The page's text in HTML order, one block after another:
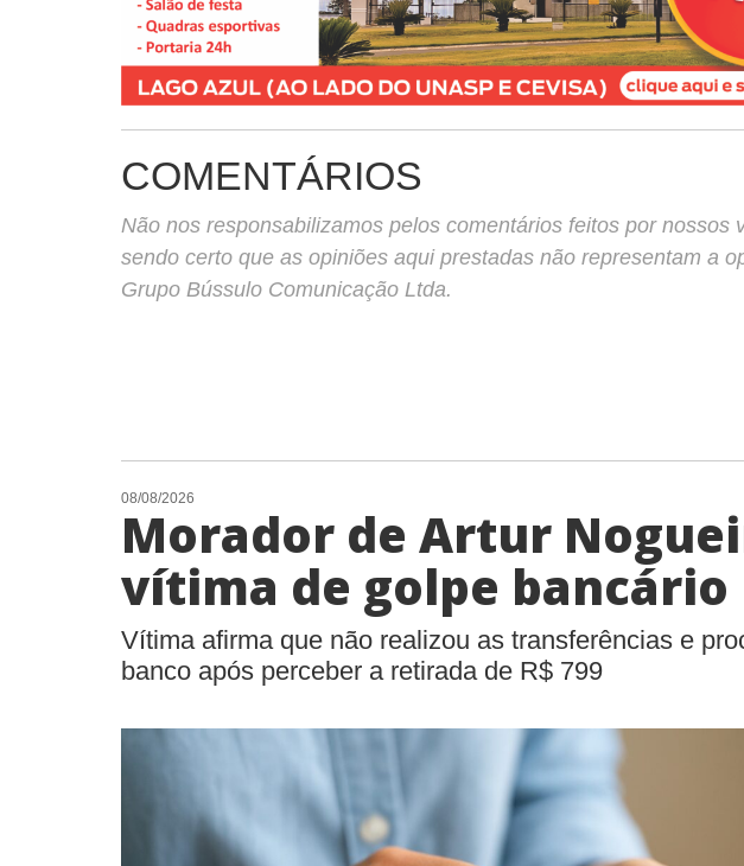
COMENTÁRIOS
Não nos responsabilizamos pelos comentários feitos por nossos
sendo certo que as opiniões aqui prestadas não representam a
Grupo Bússulo Comunicação Ltda.
08/08/2026
Morador de Artur
vítima de golpe bancário
Vítima afirma que não realizou as transferências e
banco após perceber a retirada de R$ 799